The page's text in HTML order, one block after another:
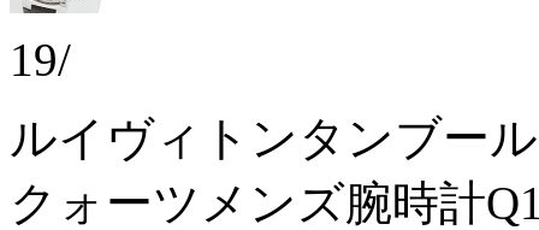
19/
ルイヴィトンタンブー
クォーツメンズ腕時計